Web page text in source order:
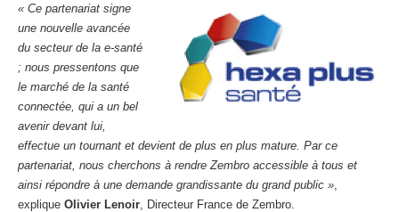
« Ce partenariat signe
une nouvelle avancée
du secteur de la e-santé
; nous pressentons que
le marché de la santé
connectée, qui a un bel
avenir devant lui,
effectue un tournant et devient de plus en plus mature. Par ce
partenariat, nous cherchons à rendre Zembro accessible à tous et
ainsi répondre à une demande grandissante du grand public »
explique Olivier Lenoir , Directeur France de Zembro.